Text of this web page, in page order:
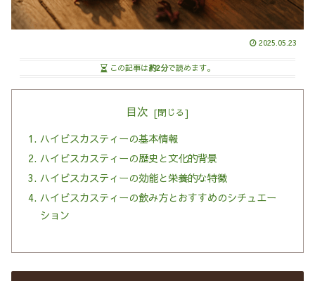
2025.05.23
この記事は約2分で読めます。
目次
ハイビスカスティーの基本情報
ハイビスカスティーの歴史と文化的背景
ハイビスカスティーの効能と栄養的な特徴
ハイビスカスティーの飲み方とおすすめのシチュエー
ション